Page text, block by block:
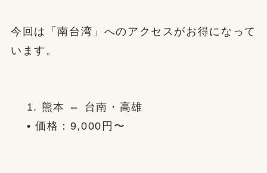
今回は「南台湾」へのアクセスがお得になって
います。
1. 熊本 ⇔ 台南・高雄
• 価格：9,000円〜